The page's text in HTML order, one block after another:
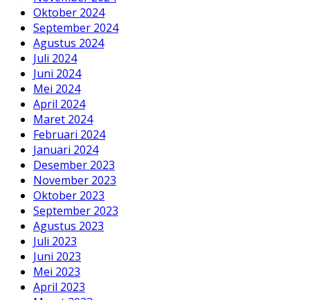
Oktober 2024
September 2024
Agustus 2024
Juli 2024
Juni 2024
Mei 2024
April 2024
Maret 2024
Februari 2024
Januari 2024
Desember 2023
November 2023
Oktober 2023
September 2023
Agustus 2023
Juli 2023
Juni 2023
Mei 2023
April 2023